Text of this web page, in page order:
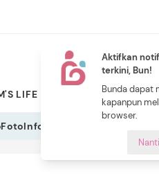
Aktifkan
terkini, Bun!
Bunda dapat
kapanpun
browser.
LIFE PILIHAN BUNDA
NEW
FotoInfografis